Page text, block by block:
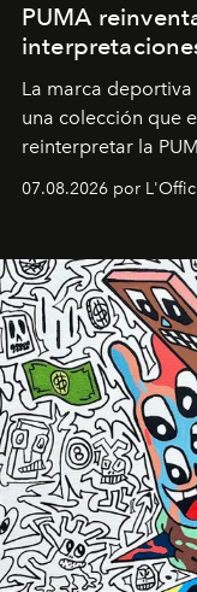
PUMA
La marca deportiva
una colección que
reinterpretar la
deportiva hasta
diseño y el
07.08.2026 por